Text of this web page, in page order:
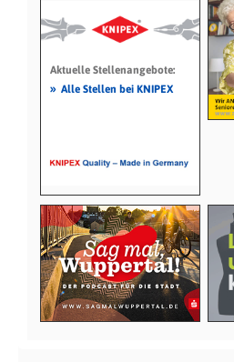
Aktuelle Stellenangebote:
» Alle Stellen bei KNIPEX